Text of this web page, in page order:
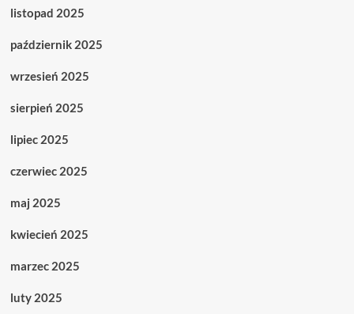
listopad 2025
październik 2025
wrzesień 2025
sierpień 2025
lipiec 2025
czerwiec 2025
maj 2025
kwiecień 2025
marzec 2025
luty 2025